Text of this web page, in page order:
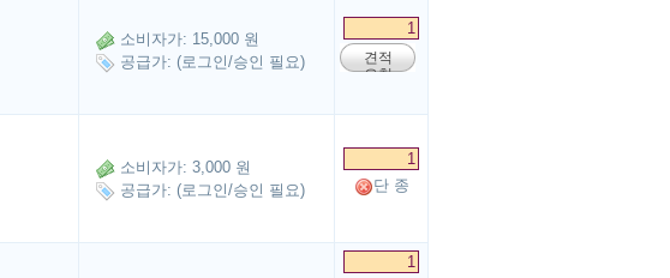
소비자가: 15,000 원
공급가: (로그인/승인 필요)
견적
요청
소비자가: 3,000 원
공급가: (로그인/승인 필요)
단 종